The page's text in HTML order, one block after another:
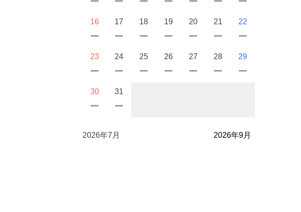
16 17 18 19 20 21 22
23 24 25 26 27 28 29
30 31
2026年7月 2026年9月